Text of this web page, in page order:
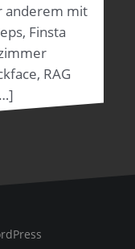
anderem mit
Finsta
RAG